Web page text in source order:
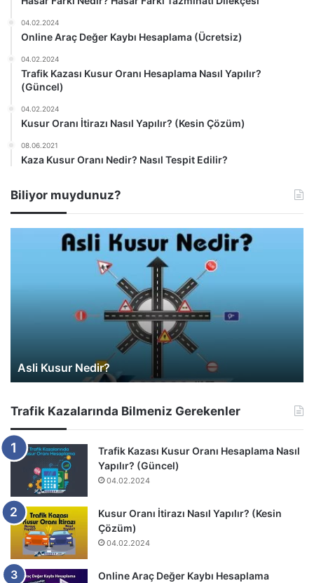
04.02.2024
Online Araç Değer Kaybı Hesaplama (Ücretsiz)
04.02.2024
Trafik Kazası Kusur Oranı Hesaplama Nasıl Yapılır?
(Güncel)
04.02.2024
Kusur Oranı İtirazı Nasıl Yapılır? (Kesin Çözüm)
08.06.2021
Kaza Kusur Oranı Nedir? Nasıl Tespit Edilir?
Biliyor muydunuz?
Araç Değer Kaybı Hesaplama
Trafik Kazalarında Bilmeniz Gerekenler
Trafik Kazası Kusur Oranı Hesaplama Nasıl
Yapılır? (Güncel)
04.02.2024
Kusur Oranı İtirazı Nasıl Yapılır? (Kesin
Çözüm)
04.02.2024
Online Araç Değer Kaybı Hesaplama